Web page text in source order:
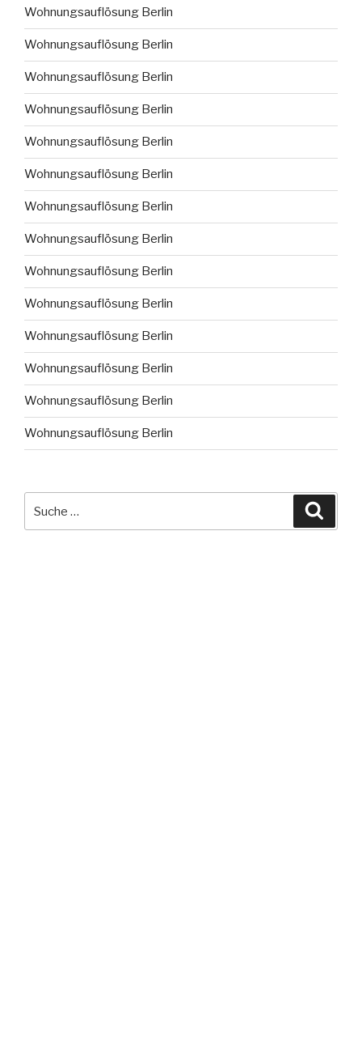
Wohnungsauflösung Berlin
Wohnungsauflösung Berlin
Wohnungsauflösung Berlin
Wohnungsauflösung Berlin
Wohnungsauflösung Berlin
Wohnungsauflösung Berlin
Wohnungsauflösung Berlin
Wohnungsauflösung Berlin
Wohnungsauflösung Berlin
Wohnungsauflösung Berlin
Wohnungsauflösung Berlin
Wohnungsauflösung Berlin
Wohnungsauflösung Berlin
Wohnungsauflösung Berlin
nach: